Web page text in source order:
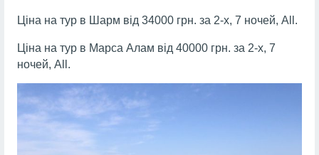
Ціна на тур в Шарм від 34000 грн. за 2-х, 7 ночей, All.
Ціна на тур в Марса Алам від 40000 грн. за 2-х, 7
ночей, All.